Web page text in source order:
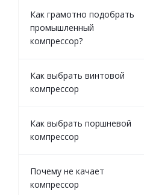
Как грамотно подобрать
промышленный
компрессор?
Как выбрать винтовой
компрессор
Как выбрать поршневой
компрессор
Почему не качает
компрессор